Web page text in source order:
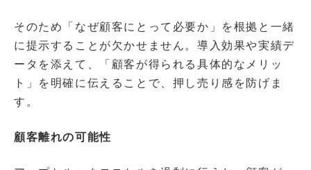
そのため「なぜ顧客にとって必要か」を根拠と一緒
に提示することが欠かせません。導入効果や実績デ
ータを添えて、「顧客が得られる具体的なメリッ
ト」を明確に伝えることで、押し売り感を防げま
す。
顧客離れの可能性